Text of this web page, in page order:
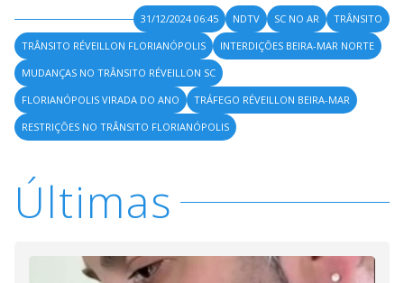
31/12/2024 06:45 NDTV SC NO AR
TRÂNSITO
TRÂNSITO RÉVEILLON FLORIANÓPOLIS
INTERDIÇÕES BEIRA-MAR NORTE
MUDANÇAS NO TRÂNSITO RÉVEILLON SC
FLORIANÓPOLIS VIRADA DO ANO
TRÁFEGO RÉVEILLON BEIRA-MAR
RESTRIÇÕES NO TRÂNSITO FLORIANÓPOLIS
Últimas